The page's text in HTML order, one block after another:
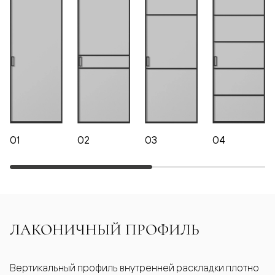
01 02 03 04
ЛАКОНИЧНЫЙ ПРОФИЛЬ
Вертикальный профиль внутренней раскладки плотно